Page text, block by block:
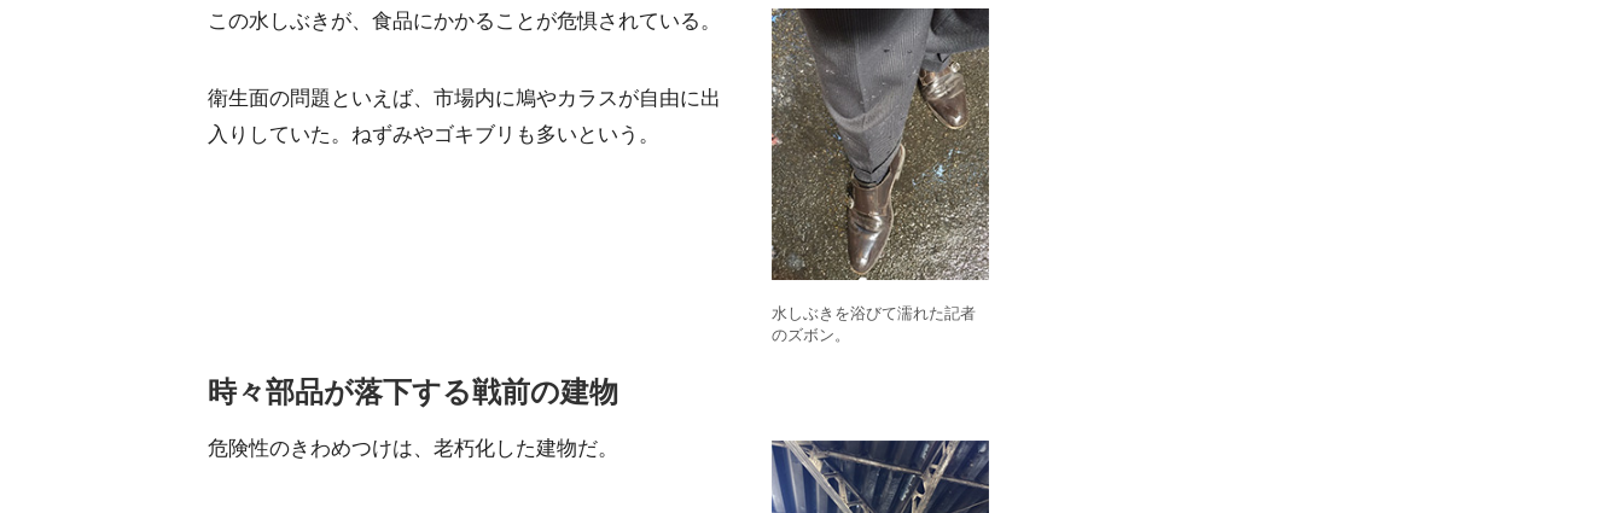
水しぶきを浴びて濡れた記者
のズボン。
この水しぶきが、食品にかかることが危惧されている。
衛生面の問題といえば、市場内に鳩やカラスが自由に出
入りしていた。ねずみやゴキブリも多いという。
時々部品が落下する戦前の建物
危険性のきわめつけは、老朽化した建物だ。